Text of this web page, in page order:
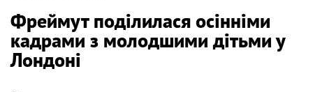
Фреймут поділилася осінніми
кадрами з молодшими дітьми у
Лондоні